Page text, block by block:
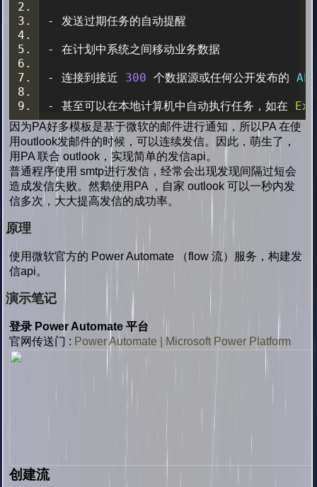
- 发送过期任务的自动提醒
- 在计划中系统之间移动业务数据
- 连接到接近 300 个数据源或任何公开发布的 API
- 甚至可以在本地计算机中自动执行任务，如在
因为PA好多模板是基于微软的邮件进行通知，所以PA 在使
用outlook发邮件的时候，可以连续发信。因此，萌生了，
用PA 联合 outlook，实现简单的发信api。
普通程序使用 smtp进行发信，经常会出现发现间隔过短会
造成发信失败。然鹅使用PA ，自家 outlook 可以一秒内发
信多次，大大提高发信的成功率。
原理
使用微软官方的 Power Automate （flow 流）服务，构建发
信api。
演示笔记
登录 Power Automate 平台
官网传送门 : Power Automate | Microsoft Power Platform
创建流